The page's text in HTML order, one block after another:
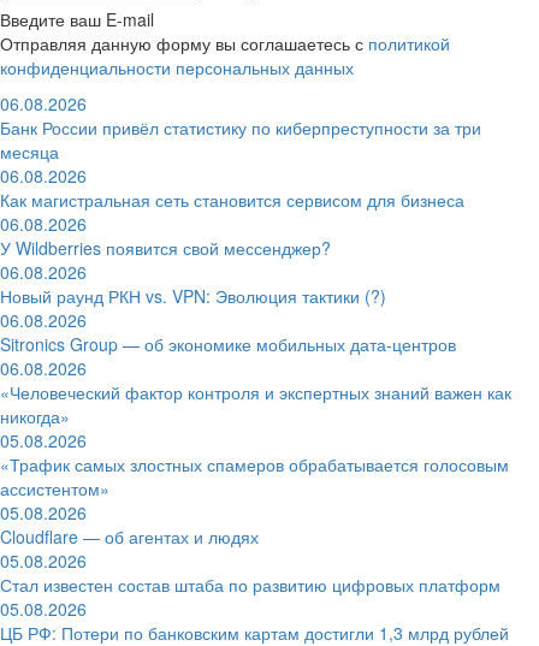
Введите ваш E-mail
Отправляя данную форму вы соглашаетесь с политикой
конфиденциальности персональных данных
06.08.2026
Банк России привёл статистику по киберпреступности за три
месяца
06.08.2026
Как магистральная сеть становится сервисом для бизнеса
06.08.2026
У Wildberries появится свой мессенджер?
06.08.2026
Новый раунд РКН vs. VPN: Эволюция тактики (?)
06.08.2026
Sitronics Group — об экономике мобильных дата-центров
06.08.2026
«Человеческий фактор контроля и экспертных знаний важен как
никогда»
05.08.2026
«Трафик самых злостных спамеров обрабатывается голосовым
ассистентом»
05.08.2026
Cloudflare — об агентах и людях
05.08.2026
Стал известен состав штаба по развитию цифровых платформ
05.08.2026
ЦБ РФ: Потери по банковским картам достигли 1,3 млрд рублей